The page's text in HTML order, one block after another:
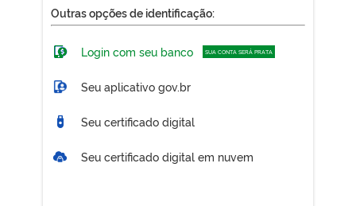
Outras opções de identificação:
Login com seu banco SUA CONTA SERÁ PRATA
Seu aplicativo gov.br
Seu certificado digital
Seu certificado digital em nuvem